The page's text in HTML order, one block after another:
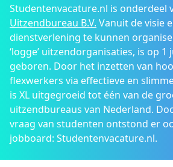
Studentenvacature.nl is onderdeel
Uitzendbureau B.V. Vanuit de visie
dienstverlening te kunnen
‘logge’ uitzendorganisaties, is op 1
geboren. Door het inzetten van
flexwerkers via effectieve en
is XL uitgegroeid tot één van de
uitzendbureaus van Nederland.
vraag van studenten ontstond er
jobboard: Studentenvacature.nl.